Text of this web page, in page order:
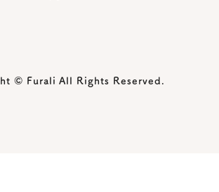
© Furali All Rights Reserved.